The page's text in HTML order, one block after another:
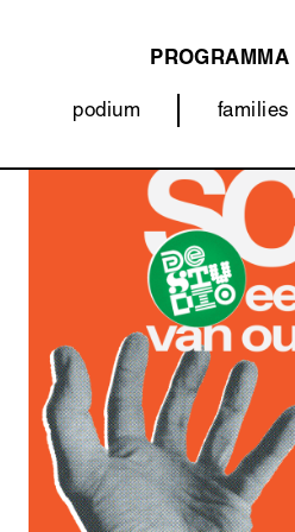
Categorieën
(menu)
podium families
NAVIGATION
PROGRAMMA